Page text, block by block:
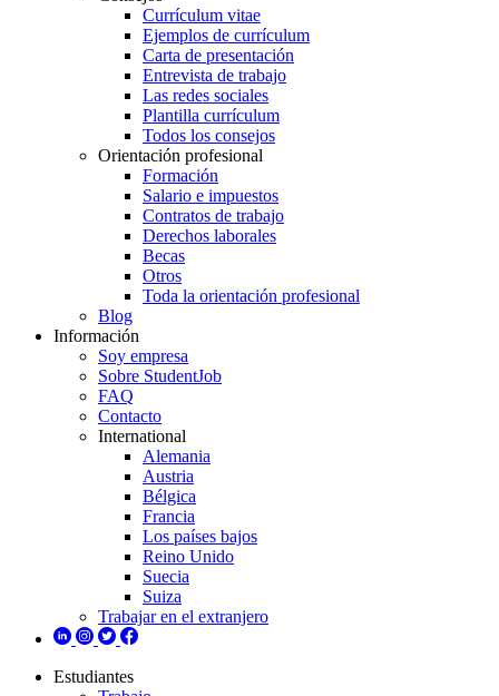
Currículum vitae
Ejemplos de currículum
Carta de presentación
Entrevista de trabajo
Las redes sociales
Plantilla currículum
Todos los consejos
Orientación profesional
Formación
Salario e impuestos
Contratos de trabajo
Derechos laborales
Becas
Otros
Toda la orientación profesional
Blog
Información
Soy empresa
Sobre StudentJob
FAQ
Contacto
International
Alemania
Austria
Bélgica
Francia
Los países bajos
Reino Unido
Suecia
Suiza
Trabajar en el extranjero
Estudiantes